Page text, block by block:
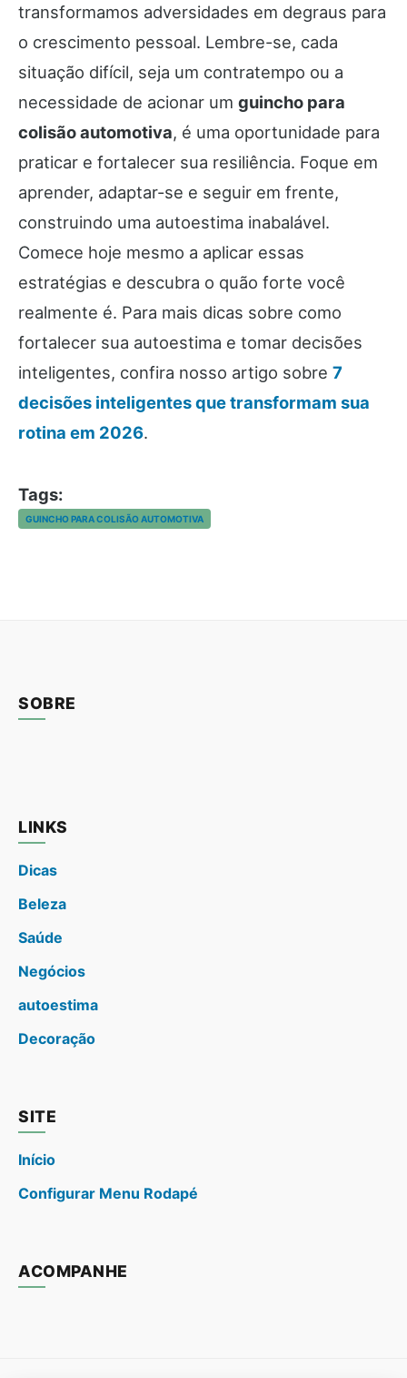
transformamos adversidades em degraus para
o crescimento pessoal. Lembre-se, cada
situação difícil, seja um contratempo ou a
necessidade de acionar um guincho para
colisão automotiva, é uma oportunidade para
praticar e fortalecer sua resiliência. Foque em
aprender, adaptar-se e seguir em frente,
construindo uma autoestima inabalável.
Comece hoje mesmo a aplicar essas
estratégias e descubra o quão forte você
realmente é. Para mais dicas sobre como
fortalecer sua autoestima e tomar decisões
inteligentes, confira nosso artigo sobre 7
decisões inteligentes que transformam sua
rotina em 2026.
Tags:
GUINCHO PARA COLISÃO AUTOMOTIVA
SOBRE
LINKS
Dicas
Beleza
Saúde
Negócios
autoestima
Decoração
SITE
Início
Configurar Menu Rodapé
ACOMPANHE